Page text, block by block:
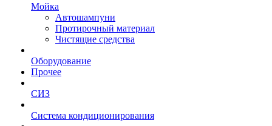
Мойка
Автошампуни
Протирочный материал
Чистящие средства
Оборудование
Прочее
СИЗ
Система кондиционирования